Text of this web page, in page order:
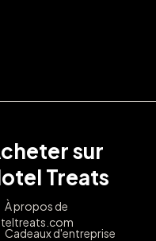
sur
Treats
À propos de
Cadeaux d'entreprise